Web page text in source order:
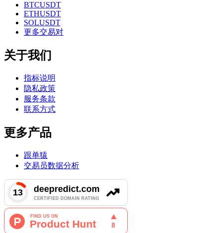
BTCUSDT
ETHUSDT
SOLUSDT
更多交易对
关于我们
指标说明
隐私政策
服务条款
联系方式
更多产品
跟单猿
交易员数据分析